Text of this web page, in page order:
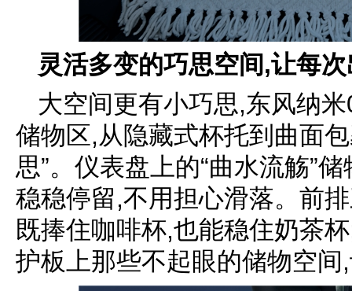
灵活多变的巧思空间,让每
大空间更有小巧思,东风纳
储物区,从隐藏式杯托到曲面
思”。仪表盘上的“曲水流觞”
稳稳停留,不用担心滑落。前
既捧住咖啡杯,也能稳住奶茶
护板上那些不起眼的储物空